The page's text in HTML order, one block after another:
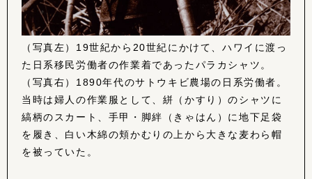
（写真左）19世紀から20世紀にかけて、ハワイに渡っ
た日系移民労働者の作業着であったパラカシャツ。
（写真右）1890年代のサトウキビ農場の日系労働者。
当時は婦人の作業服として、絣（かすり）のシャツに
縞柄のスカート、手甲・脚絆（きゃはん）に地下足袋
を履き、白い木綿の頬かむりの上から大きな麦わら帽
を被っていた。